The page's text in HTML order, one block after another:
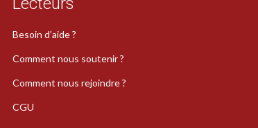
Besoin d’aide ?
Comment nous soutenir ?
Comment nous rejoindre ?
CGU